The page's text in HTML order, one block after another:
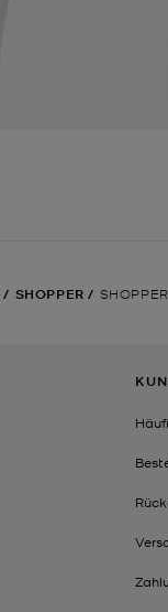
/ SHOPPER /